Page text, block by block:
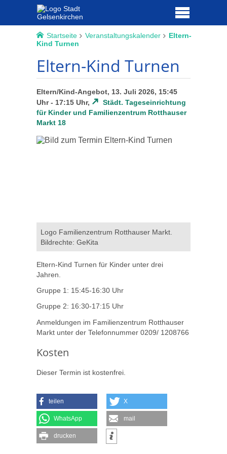
Startseite Veranstaltungskalender
Eltern-
Kind Turnen
Eltern-Kind Turnen
Eltern/Kind-Angebot, 13. Juli 2026, 15:45
Uhr - 17:15 Uhr,
Städt. Tageseinrichtung
für Kinder und Familienzentrum Rotthauser
Markt 18
Logo Familienzentrum Rotthauser Markt.
Bildrechte: GeKita
Eltern-Kind Turnen für Kinder unter drei
Jahren.
Gruppe 1: 15:45-16:30 Uhr
Gruppe 2: 16:30-17:15 Uhr
Anmeldungen im Familienzentrum Rotthauser
Markt unter der Telefonnummer 0209/ 1208766
Kosten
Dieser Termin ist kostenfrei.
teilen X
WhatsApp mail
drucken